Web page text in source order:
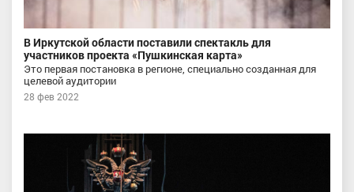
В Иркутской области поставили спектакль для
участников проекта «Пушкинская карта»
Это первая постановка в регионе, специально созданная для
целевой аудитории
28 фев 2022